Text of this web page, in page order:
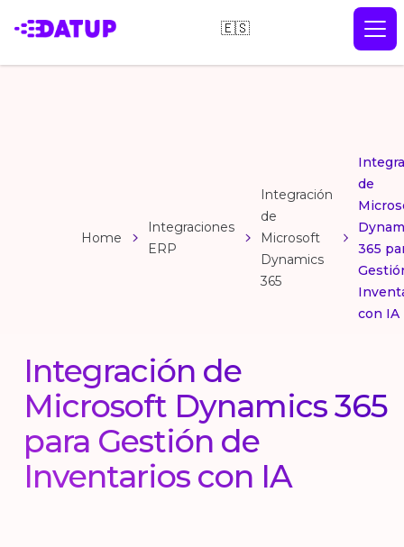
🇪🇸
Home
Integraciones
ERP
Integración
de
Microsoft
Dynamics
365
de
365
con IA
Integración de
Microsoft Dynamics 365
para Gestión de
Inventarios con IA